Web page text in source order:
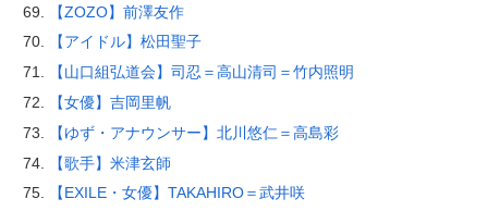
【ZOZO】前澤友作
【アイドル】松田聖子
【山口組弘道会】司忍＝高山清司＝竹内照明
【女優】吉岡里帆
【ゆず・アナウンサー】北川悠仁＝高島彩
【歌手】米津玄師
【EXILE・女優】TAKAHIRO＝武井咲